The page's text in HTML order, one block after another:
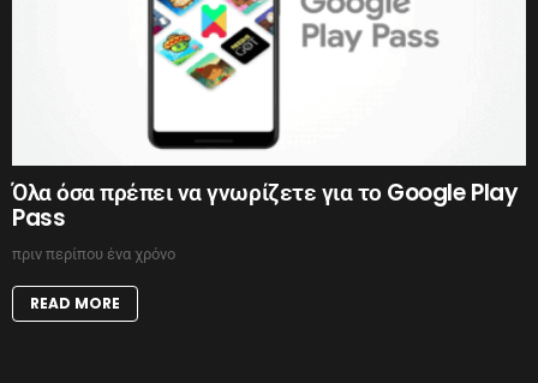
Όλα όσα πρέπει να γνωρίζετε για το Google Play
Pass
πριν περίπου ένα χρόνο
READ MORE